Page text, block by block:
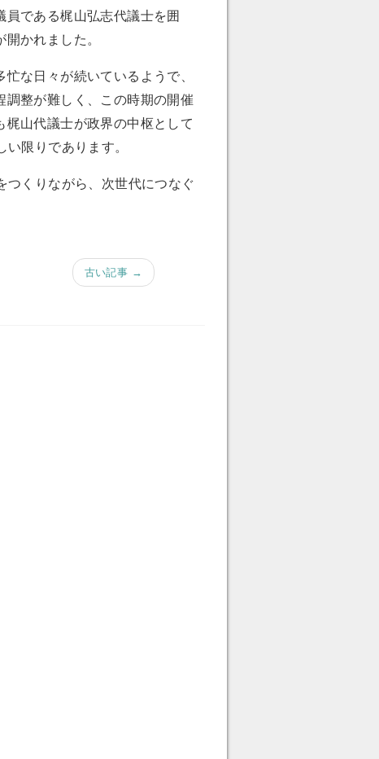
である梶山弘志代議士を囲
かれました。
な日々が続いているようで、
調整が難しく、この時期の開催
梶山代議士が政界の中枢として
限りであります。
つくりながら、次世代につなぐ
古い記事 →